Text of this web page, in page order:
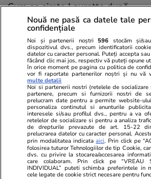
Cum se simte Laurette după
operațiile la picior: „Sper ca în
următoarele luni să îmi
recuperez mersul”
PARTENERI
Nouă ne pasă ca datele tale
confidențiale
Noi și partenerii noștri 596 stocăm și/
dispozitivul dvs., precum identificatorii
datelor cu caracter personal. Puteți accepta
făcând clic mai jos, respectiv vă puteți opune
în orice moment pe pagina cu politica de
vor fi raportate partenerilor noștri și nu vă
multe detalii
Noi si partenerii nostri (retelele de
partenere, precum si furnizorii nostri de
prelucram date pentru a permite website-
personaliza continutul si anunturile
interesele si/sau profilul dvs., pentru a va
retelelor de socializare si pentru a analiza
de drepturile prevazute de art. 15-22
prelucrarea datelor cu caracter personal.
prin modalitatea indicataaici. Prin click pe
folosirea tuturor Tehnologiilor de tip Cookie,
dvs. cu privire la stocarea/accesarea
care colaboram. Prin click pe “VREAU
INDIVIDUAL” puteti schimba preferintele in
cele legate de cookie strict necesare pentru